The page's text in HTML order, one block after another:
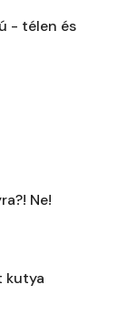
- télen és
Ne!
kutya